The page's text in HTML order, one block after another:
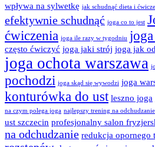
wpływa na sylwetkę jak schudnąć dieta i
efektywnie schudnąć joga co to jest
ćwiczenia joga ile razy w tygodniu
często ćwiczyć joga jaki strój joga jak
joga ochota warszawa
pochodzi joga skąd się wywodzi joga
konturówka do ust leszno joga
na czym polega joga najlepszy trening na odchudzanie
ust szczecin profesjonalny salon
na odchudzanie redukcja opornego